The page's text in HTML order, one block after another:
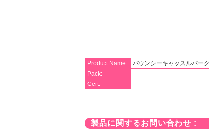
Product Name: バウンシーキャッスルパーク
Pack:
Cert:
製品に関するお問い合わせ :